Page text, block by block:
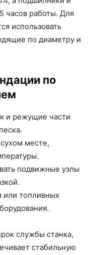
часов работы. Для
использовать
по диаметру и
по
и режущие части
месте,
подвижные узлы
или топливных
службы станка,
стабильную